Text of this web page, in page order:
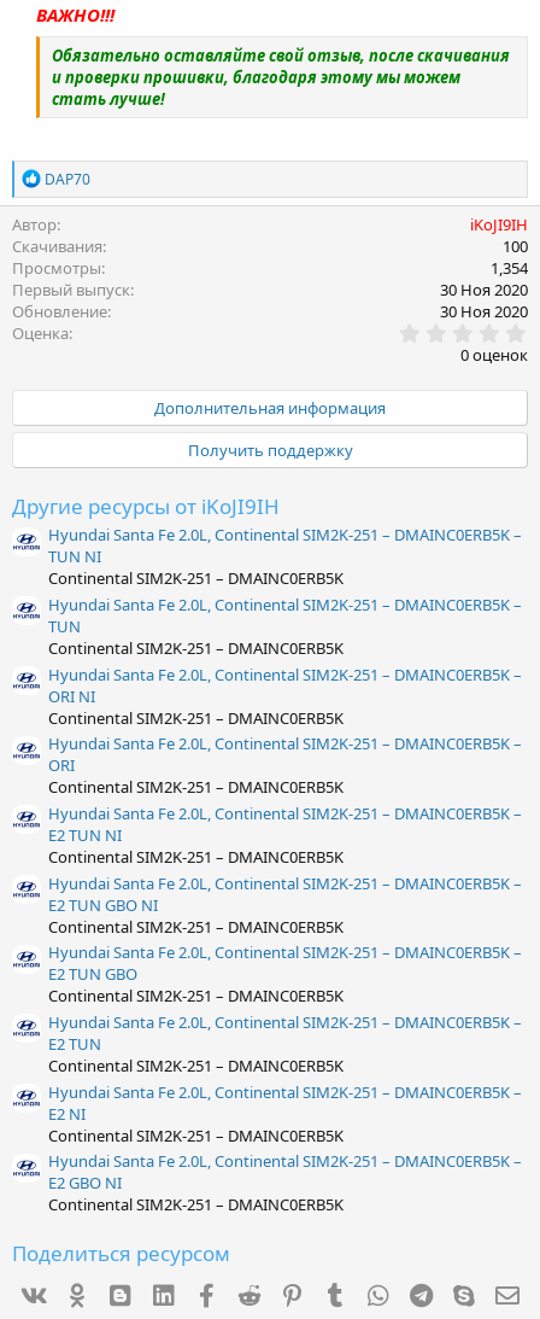
ВАЖНО!!!
Обязательно оставляйте свой отзыв, после скачивания
и проверки прошивки, благодаря этому мы можем
стать лучше!
Р
е
к
ц
и
и
:
DAP70
Автор
iKoJI9IH
Скачивания
100
Просмотры
1,354
Первый выпуск
30 Ноя 2020
Обновление
30 Ноя 2020
Оценка
.
0
0
в
ё
0 оценок
Дополнительная информация
Получить поддержку
Другие ресурсы от iKoJI9IH
Hyundai Santa Fe 2.0L, Continental SIM2K-251 – DMAINC0ERB5K –
TUN NI
Continental SIM2K-251 – DMAINC0ERB5K
Hyundai Santa Fe 2.0L, Continental SIM2K-251 – DMAINC0ERB5K –
TUN
Continental SIM2K-251 – DMAINC0ERB5K
Hyundai Santa Fe 2.0L, Continental SIM2K-251 – DMAINC0ERB5K –
ORI NI
Continental SIM2K-251 – DMAINC0ERB5K
Hyundai Santa Fe 2.0L, Continental SIM2K-251 – DMAINC0ERB5K –
ORI
Continental SIM2K-251 – DMAINC0ERB5K
Hyundai Santa Fe 2.0L, Continental SIM2K-251 – DMAINC0ERB5K –
E2 TUN NI
Continental SIM2K-251 – DMAINC0ERB5K
Hyundai Santa Fe 2.0L, Continental SIM2K-251 – DMAINC0ERB5K –
E2 TUN GBO NI
Continental SIM2K-251 – DMAINC0ERB5K
Hyundai Santa Fe 2.0L, Continental SIM2K-251 – DMAINC0ERB5K –
E2 TUN GBO
Continental SIM2K-251 – DMAINC0ERB5K
Hyundai Santa Fe 2.0L, Continental SIM2K-251 – DMAINC0ERB5K –
E2 TUN
Continental SIM2K-251 – DMAINC0ERB5K
Hyundai Santa Fe 2.0L, Continental SIM2K-251 – DMAINC0ERB5K –
E2 NI
Continental SIM2K-251 – DMAINC0ERB5K
Hyundai Santa Fe 2.0L, Continental SIM2K-251 – DMAINC0ERB5K –
E2 GBO NI
Continental SIM2K-251 – DMAINC0ERB5K
Поделиться ресурсом
Ok mes_blogger
Linked InFacebook
Reddit PinterestTumblr WhatsAppTelegram
Skype